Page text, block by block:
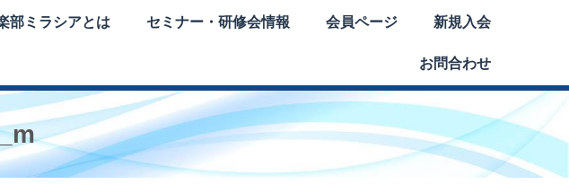
部ミラシアとは セミナー・研修会情報 会員ページ 新規入会
お問合わせ